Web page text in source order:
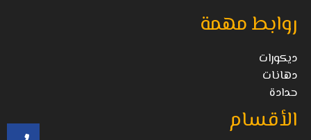
روابط مهمة
ديكورات
دهانات
حدادة
الأقسام